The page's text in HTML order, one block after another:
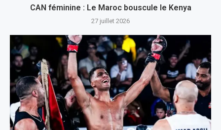
CAN féminine : Le Maroc bouscule le Kenya
27 juillet 2026